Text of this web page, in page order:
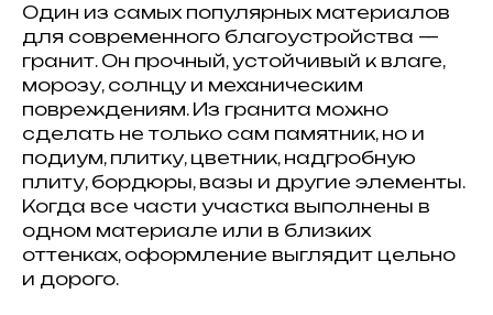
Один из самых популярных материалов
для современного благоустройства —
гранит. Он прочный, устойчивый к влаге,
морозу, солнцу и механическим
повреждениям. Из гранита можно
сделать не только сам памятник, но и
подиум, плитку, цветник, надгробную
плиту, бордюры, вазы и другие элементы.
Когда все части участка выполнены в
одном материале или в близких
оттенках, оформление выглядит цельно
и дорого.